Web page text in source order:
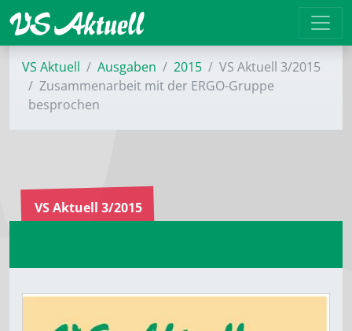
VS Aktuell Ausgaben 2015
VS Aktuell 3/2015
Zusammenarbeit mit der ERGO-Gruppe
besprochen
VS Aktuell 3/2015